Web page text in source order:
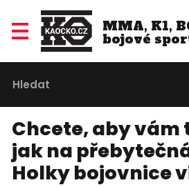
MMA, K1,
bojové
Chcete, aby vám
jak na
Holky bojovnice